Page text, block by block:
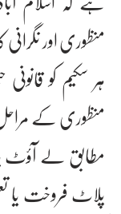
منظوری اور
ہر سکیم کو
منظوری کے
مطابق لے آؤٹ
پلاٹ فروخت یا